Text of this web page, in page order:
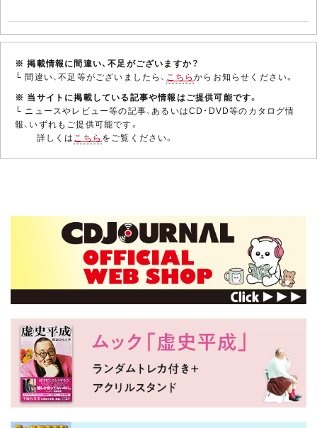
※ 掲載情報に間違い、不足がございますか？
└ 間違い、不足等がございましたら、 こちらからお知らせください。
※ 当サイトに掲載している記事や情報はご提供可能です。
└ ニュースやレビュー等の記事、あるいはCD・DVD等のカタログ情
報、いずれもご提供可能です。
詳しくはこちら をご覧ください。